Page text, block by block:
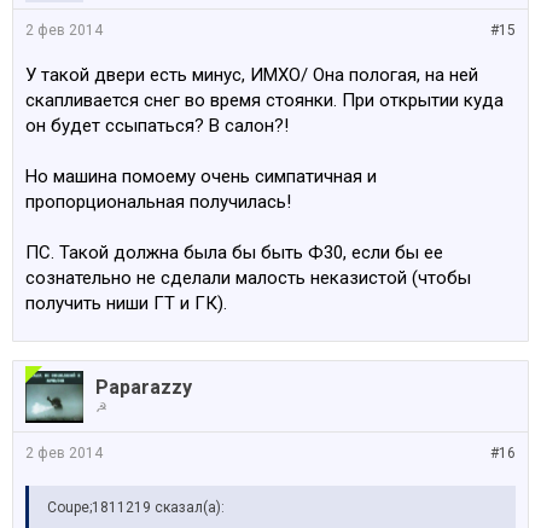
#15
2 фев 2014
У такой двери есть минус, ИМХО/ Она пологая, на ней
скапливается снег во время стоянки. При открытии куда
он будет ссыпаться? В салон?!
Но машина помоему очень симпатичная и
пропорциональная получилась!
ПС. Такой должна была бы быть Ф30, если бы ее
сознательно не сделали малость неказистой (чтобы
получить ниши ГТ и ГК).
Paparazzy
☭
#16
2 фев 2014
Coupe;1811219 сказал(а):